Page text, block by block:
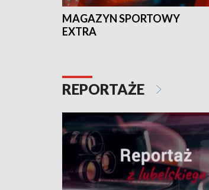
MAGAZYN SPORTOWY
EXTRA
REPORTAŻE